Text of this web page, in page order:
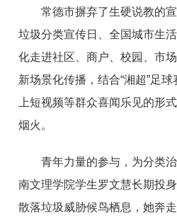
常德市摒弃了生硬说教的
垃圾分类宣传日、全国城市生
化走进社区、商户、校园、市
新场景化传播，结合“湘超”足
上短视频等群众喜闻乐见的形
烟火。
青年力量的参与，为分类
南文理学院学生罗文慧长期投
散落垃圾威胁候鸟栖息，她奔